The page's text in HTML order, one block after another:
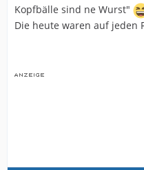
Kopfbälle sind ne Wurst"
Die heute waren auf jeden